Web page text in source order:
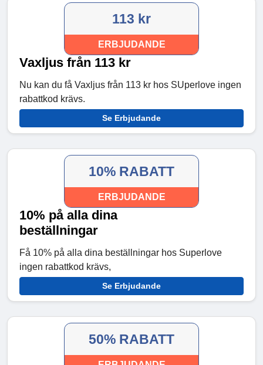
113 kr
ERBJUDANDE
Vaxljus från 113 kr
Nu kan du få Vaxljus från 113 kr hos SUperlove ingen
rabattkod krävs.
Se Erbjudande
10% RABATT
ERBJUDANDE
10% på alla dina
beställningar
Få 10% på alla dina beställningar hos Superlove
ingen rabattkod krävs,
Se Erbjudande
50% RABATT